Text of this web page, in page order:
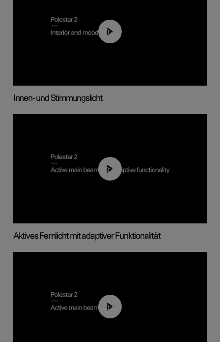
00:44
Innen- und Stimmungslicht
00:40
Aktives Fernlicht mit adaptiver Funktionalität
00:40